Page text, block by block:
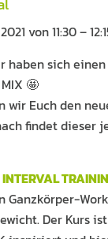
von 11:30 –
haben sich
🤩
wir Euch den
findet dieser
Ganzkörper-
Der Kurs ist